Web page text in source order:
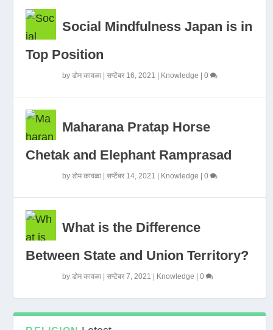
Social Mindfulness Japan is in
Top Position
byडोम कावळा |सप्टेंबर 16, 2021 Knowledge |0
Maharana Pratap Horse
Chetak and Elephant Ramprasad
byडोम कावळा |सप्टेंबर 14, 2021 Knowledge |0
What is the Difference
Between State and Union Territory?
byडोम कावळा |सप्टेंबर 7, 2021 Knowledge |0